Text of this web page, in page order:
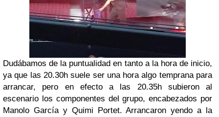
Dudábamos de la puntualidad en tanto a la hora de inicio,
ya que las 20.30h suele ser una hora algo temprana para
arrancar, pero en efecto a las 20.35h subieron al
escenario los componentes del grupo, encabezados por
Manolo García y Quimi Portet. Arrancaron yendo a la